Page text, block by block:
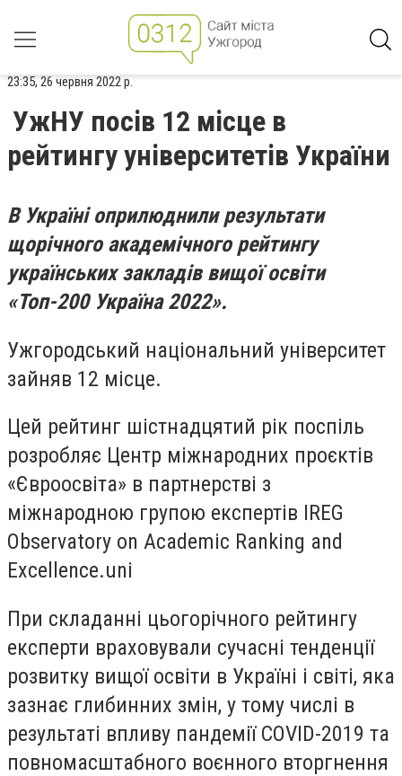
23:35, 26 червня 2022 р.
УжНУ посів 12 місце в
рейтингу університетів України
В Україні оприлюднили результати
щорічного академічного рейтингу
українських закладів вищої освіти
«Топ-200 Україна 2022».
Ужгородський національний університет
зайняв 12 місце.
Цей рейтинг шістнадцятий рік поспіль
розробляє Центр міжнародних проєктів
«Євроосвіта» в партнерстві з
міжнародною групою експертів IREG
Observatory on Academic Ranking and
Excellence.uni
При складанні цьогорічного рейтингу
експерти враховували сучасні тенденції
розвитку вищої освіти в Україні і світі, яка
зазнає глибинних змін, у тому числі в
результаті впливу пандемії COVID-2019 та
повномасштабного воєнного вторгнення